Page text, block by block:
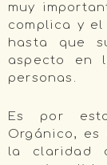
muy
complica y
hasta que
aspecto en
personas.
Es por
Orgánico,
la claridad